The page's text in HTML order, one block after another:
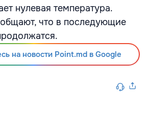
нулевая температура.
что в последующие
на новости Point.md в Google